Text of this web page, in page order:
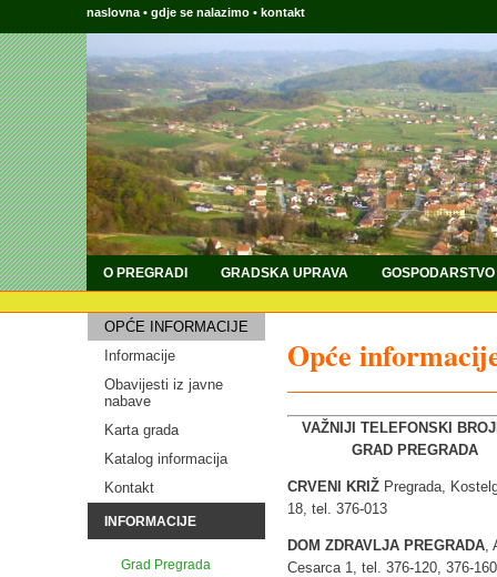
naslovna • gdje se nalazimo • kontakt
O PREGRADI GRADSKA UPRAVA GOSPODARSTVO
OPĆE INFORMACIJE
Informacije
Obavijesti iz javne
nabave
Karta grada
Katalog informacija
Kontakt
INFORMACIJE
Grad Pregrada
Opće
VAŽNIJI TELEFONSKI
GRAD PREGRADA
CRVENI KRIŽ Pregrada,
18, tel. 376-013
DOM ZDRAVLJA PREGRADA,
Cesarca 1, tel. 376-120, 376-